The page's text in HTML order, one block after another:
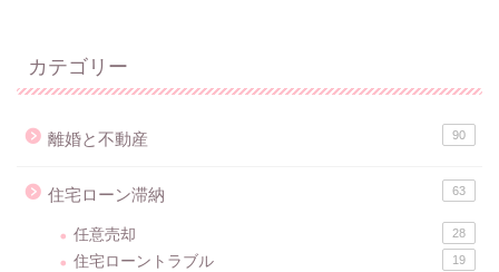
カテゴリー
離婚と不動産 90
住宅ローン滞納 63
任意売却 28
住宅ローントラブル 19